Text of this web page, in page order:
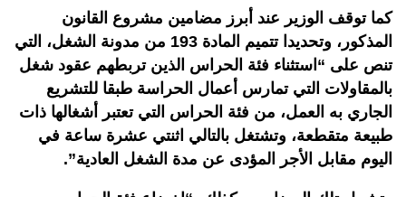
كما توقف الوزير عند أبرز مضامين مشروع القانون
المذكور، وتحديدا تتميم المادة 193 من مدونة الشغل، التي
تنص على “استثناء فئة الحراس الذين تربطهم عقود شغل
بالمقاولات التي تمارس أعمال الحراسة طبقا للتشريع
الجاري به العمل، من فئة الحراس التي تعتبر أشغالها ذات
طبيعة متقطعة، وتشتغل بالتالي اثنتي عشرة ساعة في
اليوم مقابل الأجر المؤدى عن مدة الشغل العادية”.